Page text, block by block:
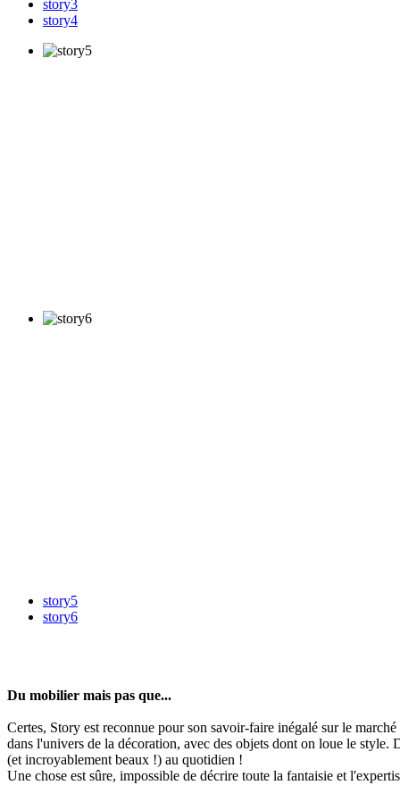
story3
story4
story5
story6
Du mobilier mais pas que...
Certes, Story est reconnue pour son savoir-faire inégalé sur le
dans l'univers de la décoration, avec des objets dont on loue le
(et incroyablement beaux !) au quotidien !
Une chose est sûre, impossible de décrire toute la fantaisie et